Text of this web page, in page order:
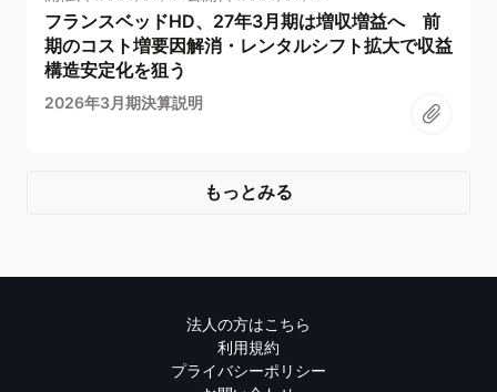
フランスベッドHD、27年3月期は増収増益へ 前
期のコスト増要因解消・レンタルシフト拡大で収益
構造安定化を狙う
2026年3月期決算説明
もっとみる
法人の方はこちら
利用規約
プライバシーポリシー